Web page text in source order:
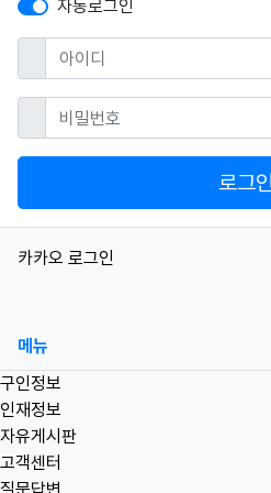
자동로그인
아이디필수
비밀번호필수
로그인
소셜계정으로 로그인
카카오 로그인
메뉴
구인정보
인재정보
자유게시판
고객센터